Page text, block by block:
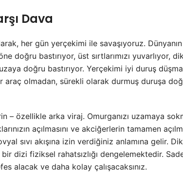
Dava
her gün yerçekimi ile savaşıyoruz. Dünyanın
doğru bastırıyor, üst sırtlarımızı yuvarlıyor,
uzaya doğru bastırıyor. Yerçekimi iyi duruş
araç olmadan, sürekli olarak durmuş duruşa
– özellikle arka viraj. Omurganızı uzamaya
açılmasını ve akciğerlerin tamamen
sıvı akışına izin verdiğiniz anlamına gelir.
dizi fiziksel rahatsızlığı dengelemektedir.
alacak ve daha kolay çalışacaksınız.